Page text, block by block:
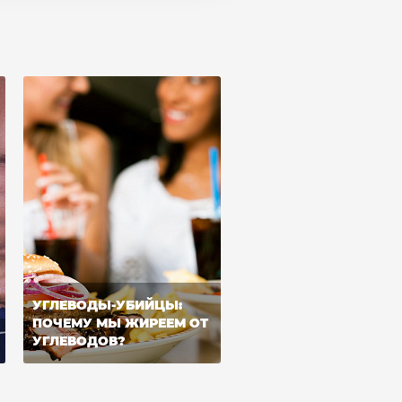
УГЛЕВОДЫ-УБИЙЦЫ:
ПОЧЕМУ МЫ ЖИРЕЕМ ОТ
УГЛЕВОДОВ?